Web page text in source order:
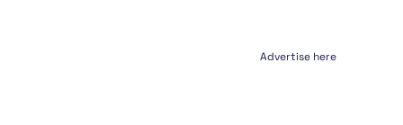
Advertise here